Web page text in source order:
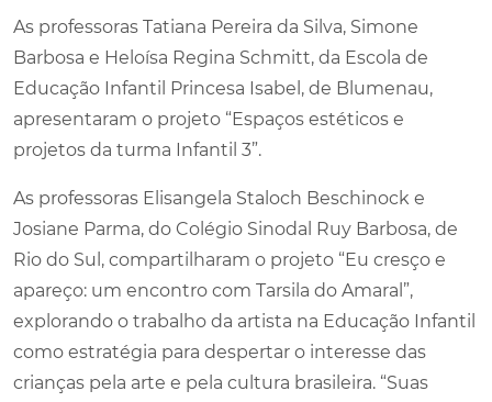
As professoras Tatiana Pereira da Silva, Simone
Barbosa e Heloísa Regina Schmitt, da Escola de
Educação Infantil Princesa Isabel, de Blumenau,
apresentaram o projeto “Espaços estéticos e
projetos da turma Infantil 3”.
As professoras Elisangela Staloch Beschinock e
Josiane Parma, do Colégio Sinodal Ruy Barbosa, de
Rio do Sul, compartilharam o projeto “Eu cresço e
apareço: um encontro com Tarsila do Amaral”,
explorando o trabalho da artista na Educação Infantil
como estratégia para despertar o interesse das
crianças pela arte e pela cultura brasileira. “Suas